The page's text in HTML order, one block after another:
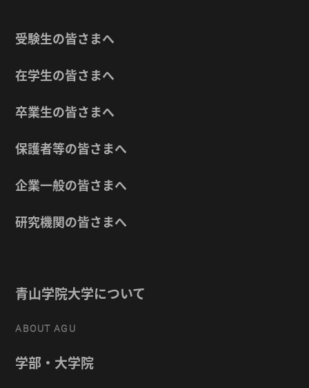
受験生の皆さまへ
在学生の皆さまへ
卒業生の皆さまへ
保護者等の皆さまへ
企業一般の皆さまへ
研究機関の皆さまへ
青山学院大学について
ABOUT AGU
学部・大学院